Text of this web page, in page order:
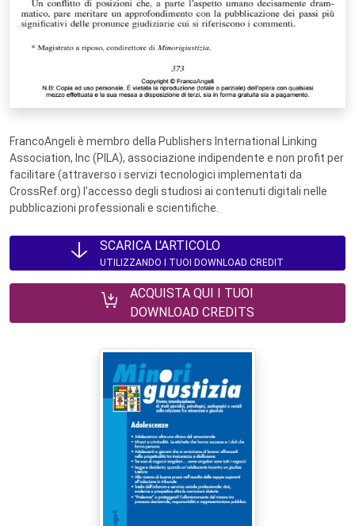
FrancoAngeli è membro della Publishers International Linking
Association, Inc (PILA), associazione indipendente e non profit per
facilitare (attraverso i servizi tecnologici implementati da
CrossRef.org) l’accesso degli studiosi ai contenuti digitali nelle
pubblicazioni professionali e scientifiche.
SCARICA L'ARTICOLO
UTILIZZANDO I TUOI DOWNLOAD CREDIT
ACQUISTA QUI I TUOI
DOWNLOAD CREDITS